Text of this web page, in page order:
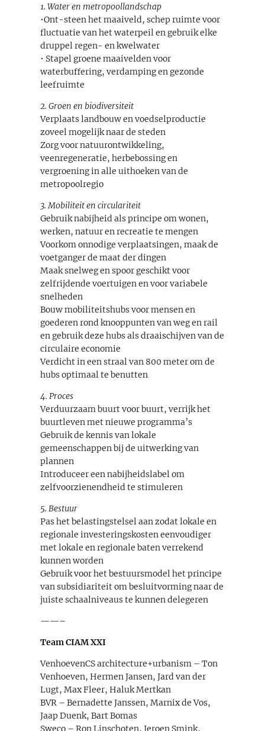
1. Water en metropoollandschap
•Ont-steen het maaiveld, schep ruimte voor
fluctuatie van het waterpeil en gebruik elke
druppel regen- en kwelwater
• Stapel groene maaivelden voor
waterbuffering, verdamping en gezonde
leefruimte
2. Groen en biodiversiteit
Verplaats landbouw en voedselproductie
zoveel mogelijk naar de steden
Zorg voor natuurontwikkeling,
veenregeneratie, herbebossing en
vergroening in alle uithoeken van de
metropoolregio
3. Mobiliteit en circulariteit
Gebruik nabijheid als principe om wonen,
werken, natuur en recreatie te mengen
Voorkom onnodige verplaatsingen, maak de
voetganger de maat der dingen
Maak snelweg en spoor geschikt voor
zelfrijdende voertuigen en voor variabele
snelheden
Bouw mobiliteitshubs voor mensen en
goederen rond knooppunten van weg en rail
en gebruik deze hubs als draaischijven van de
circulaire economie
Verdicht in een straal van 800 meter om de
hubs optimaal te benutten
4. Proces
Verduurzaam buurt voor buurt, verrijk het
buurtleven met nieuwe programma’s
Gebruik de kennis van lokale
gemeenschappen bij de uitwerking van
plannen
Introduceer een nabijheidslabel om
zelfvoorzienendheid te stimuleren
5. Bestuur
Pas het belastingstelsel aan zodat lokale en
regionale investeringskosten eenvoudiger
met lokale en regionale baten verrekend
kunnen worden
Gebruik voor het bestuursmodel het principe
van subsidiariteit om besluitvorming naar de
juiste schaalniveaus te kunnen delegeren
——–
Team CIAM XXI
VenhoevenCS architecture+urbanism – Ton
Venhoeven, Hermen Jansen, Jard van der
Lugt, Max Fleer, Haluk Mertkan
BVR – Bernadette Janssen, Marnix de Vos,
Jaap Duenk, Bart Bomas
Sweco – Ron Linschoten, Jeroen Smink,